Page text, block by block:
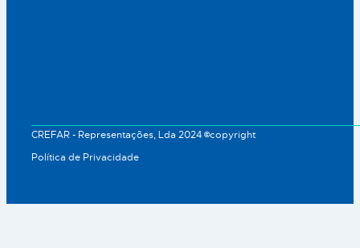
CREFAR - Representações, Lda 2024 ©copyright
Política de Privacidade